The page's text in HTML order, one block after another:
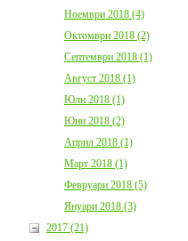
Ноември 2018 (4)
Октомври 2018 (2)
Септември 2018 (1)
Август 2018 (1)
Юли 2018 (1)
Юни 2018 (2)
Април 2018 (1)
Март 2018 (1)
Февруари 2018 (5)
Януари 2018 (3)
2017 (21)